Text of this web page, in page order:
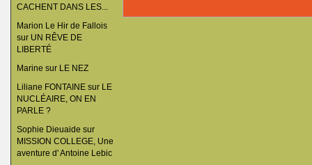
CACHENT DANS LES...
Marion Le Hir de Fallois
sur UN RÊVE DE
LIBERTÉ
Marine sur LE NEZ
Liliane FONTAINEsur LE
NUCLÉAIRE, ON EN
PARLE ?
Sophie Dieuaide sur
MISSION COLLEGE, Une
aventure d' Antoine Lebic